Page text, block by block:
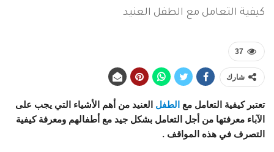
كيفية التعامل مع الطفل العنيد
37
شارك
تعتبر كيفية التعامل مع الطفل العنيد من أهم الأشياء التي يجب على
الآباء معرفتها من أجل التعامل بشكل جيد مع أطفالهم ومعرفة كيفية
التصرف في هذه المواقف .